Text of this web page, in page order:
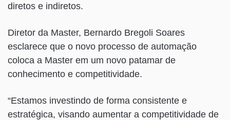
diretos e indiretos.
Diretor da Master, Bernardo Bregoli Soares
esclarece que o novo processo de automação
coloca a Master em um novo patamar de
conhecimento e competitividade.
“Estamos investindo de forma consistente e
estratégica, visando aumentar a competitividade de